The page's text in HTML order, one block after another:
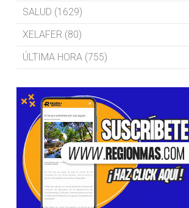
SALUD (1629)
XELAFER (80)
ÚLTIMA HORA (755)